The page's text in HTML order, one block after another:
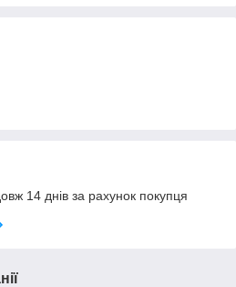
14 днів за рахунок покупця